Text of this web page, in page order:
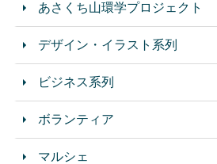
あさくち山環学プロジェクト
デザイン・イラスト系列
ビジネス系列
ボランティア
マルシェ